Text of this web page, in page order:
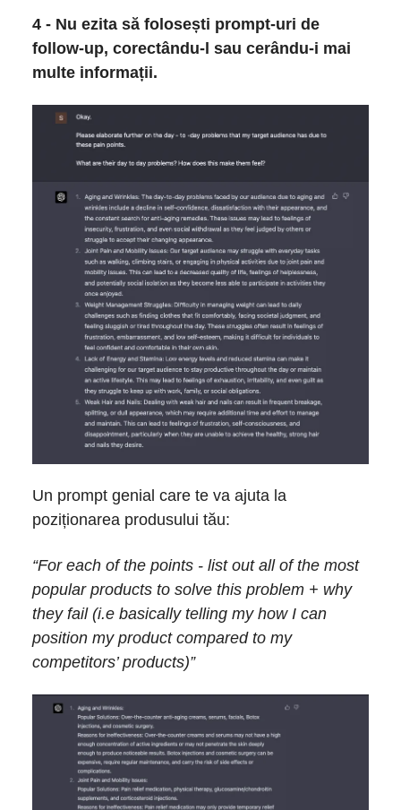
4 - Nu ezita să folosești prompt-uri de
follow-up, corectându-l sau cerându-i mai
multe informații.
Un prompt genial care te va ajuta la
poziționarea produsului tău:
“For each of the points - list out all of the most
popular products to solve this problem + why
they fail (i.e basically telling my how I can
position my product compared to my
competitors’ products)”